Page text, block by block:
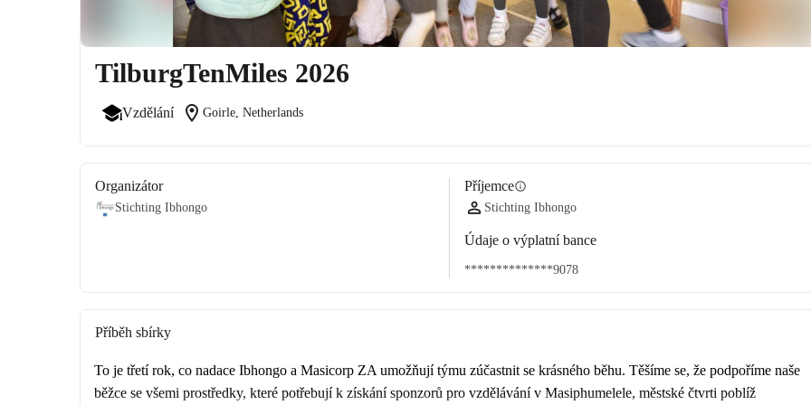
TilburgTenMiles 2026
Vzdělání location_on Goirle, Netherlands
Organizátor
Stichting Ibhongo
Příjemceinfo
Stichting Ibhongo
Údaje o výplatní bance
**************9078
Příběh sbírky
To je třetí rok, co nadace Ibhongo a Masicorp ZA umožňují týmu zúčastnit se krásného běhu. Těšíme se, že podpoříme naše
běžce se všemi prostředky, které potřebují k získání sponzorů pro vzdělávání v Masiphumelele, městské čtvrti poblíž